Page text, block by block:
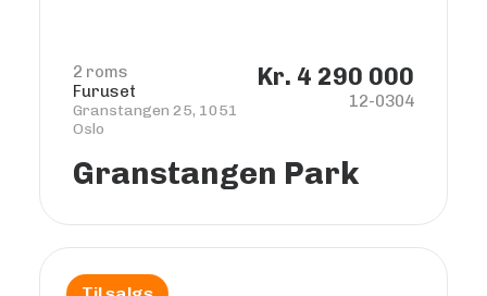
2 roms
Furuset
Granstangen 25, 1051
Oslo
Kr. 4 290 000
12-0304
Granstangen Park